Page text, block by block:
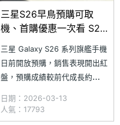
三星S26早鳥預購可取
機、首購優惠一次看 S26
三星 Galaxy S26 系列旗艦手機
日前開放預購，銷售表現開出紅
盤，預購成績較前代成長約
日（3/13）開放早鳥預購消費
者優先取機，同時祭出當日於微
日期：2026-03-13
人氣：17793